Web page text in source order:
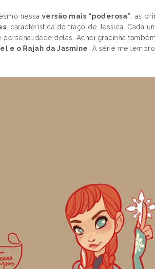
nessa versão mais “poderosa” , as
, característica do traço de Jessica. Cada
delas. Achei gracinha
e o Rajah da Jasmine . A série me